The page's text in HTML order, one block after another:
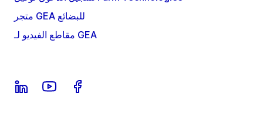
متجر GEA للبضائع
مقاطع الفيديو لـ GEA